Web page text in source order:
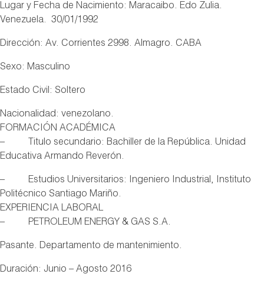
Lugar y Fecha de Nacimiento: Maracaibo. Edo Zulia.
Venezuela. 30/01/1992
Dirección: Av. Corrientes 2998. Almagro. CABA
Sexo: Masculino
Estado Civil: Soltero
Nacionalidad: venezolano.
FORMACIÓN ACADÉMICA
– Titulo secundario: Bachiller de la República. Unidad
Educativa Armando Reverón.
– Estudios Universitarios: Ingeniero Industrial, Instituto
Politécnico Santiago Mariño.
EXPERIENCIA LABORAL
– PETROLEUM ENERGY & GAS S.A.
Pasante. Departamento de mantenimiento.
Duración: Junio – Agosto 2016